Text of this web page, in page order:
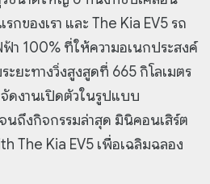
ของเรา และ The Kia EV5 รถ
า 100% ที่ให้ความอเนกประสงค์
ยะทางวิ่งสูงสูดที่ 665 กิโลเมตร
ดงานเปิดตัวในรูปแบบ
นถึงกิจกรรมล่าสุด มินิคอนเสิร์ต
The Kia EV5 เพื่อเฉลิมฉลอง